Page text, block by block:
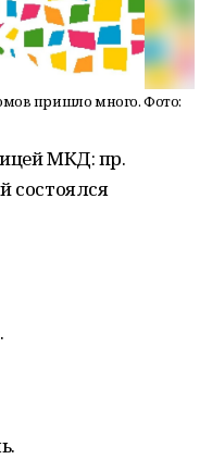
пришло много. Фото:
МКД: пр.
состоялся